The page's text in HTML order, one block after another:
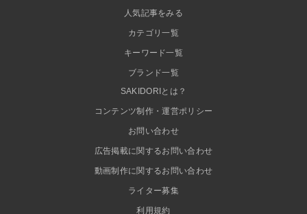
人気記事をみる
カテゴリ一覧
キーワード一覧
ブランド一覧
SAKIDORIとは？
コンテンツ制作・運営ポリシー
お問い合わせ
広告掲載に関するお問い合わせ
動画制作に関するお問い合わせ
ライター募集
利用規約